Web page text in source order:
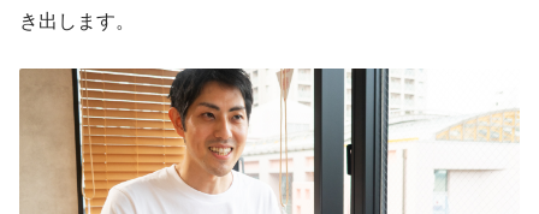
き出します。